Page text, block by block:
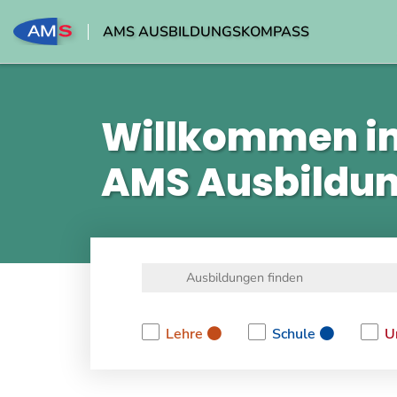
AMS AUSBILDUNGSKOMPASS
Willkommen
AMS
Lehre
Schule